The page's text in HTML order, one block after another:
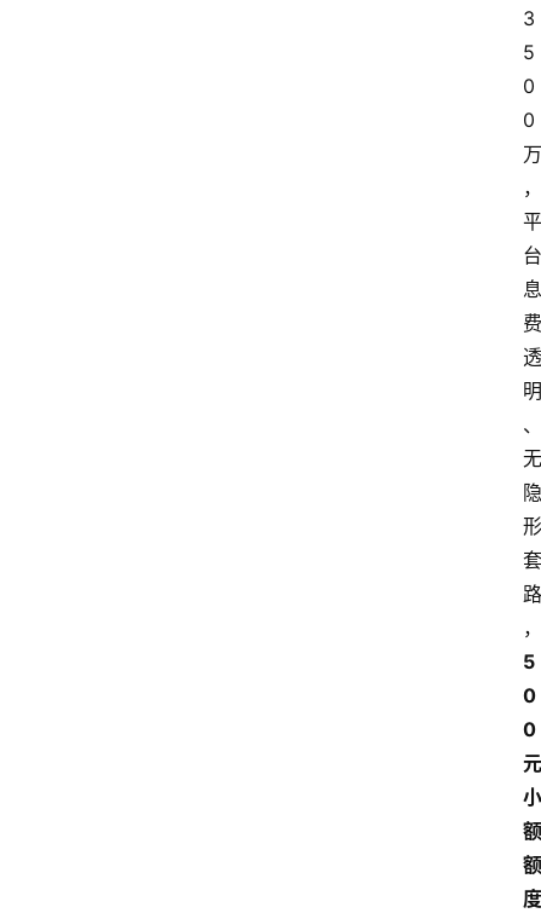
3
5
0
0
万
，
平
台
息
费
透
明
、
无
隐
形
套
路
，
5
0
0
元
小
额
额
度